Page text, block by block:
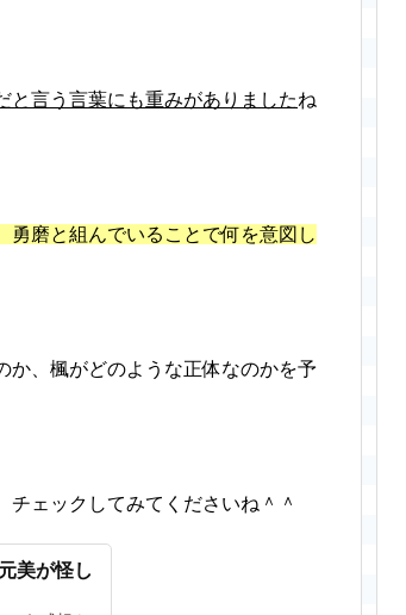
と言う言葉にも重みがありましたね
勇磨と組んでいることで何を意図し
か、楓がどのような正体なのかを予
チェックしてみてくださいね＾＾
美が怪し